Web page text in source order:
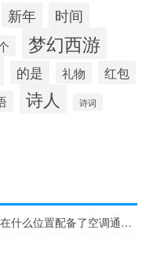
新年 时间
梦幻西游
的是 礼物 红包
诗人 诗词
车评头条：拜腾MByte性能怎么样，在什么位置配备了空调通风孔